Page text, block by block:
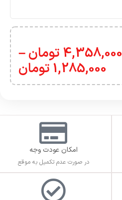
4,358,000 تومان–
1,285,000 تومان
امکان عودت وجه
در صورت عدم تکمیل به موقع